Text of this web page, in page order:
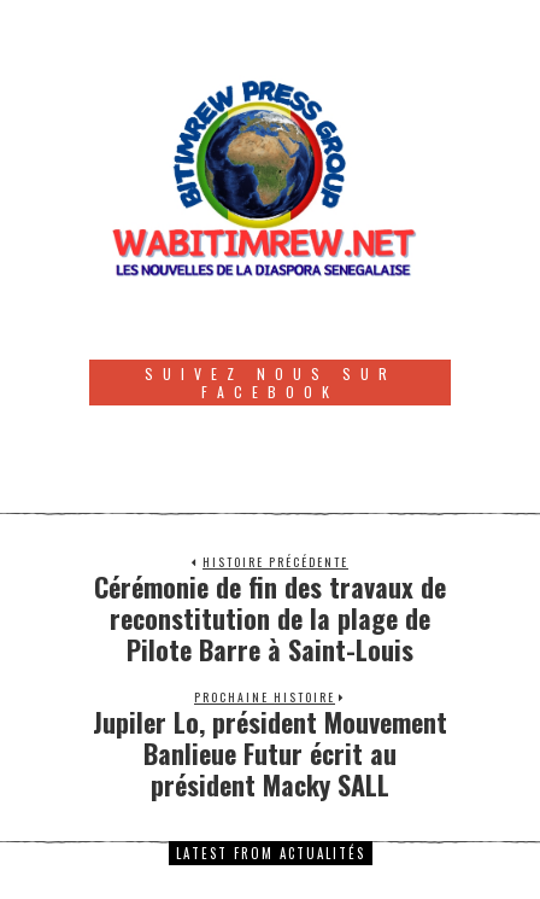
SUIVEZ NOUS SUR
FACEBOOK
HISTOIRE PRÉCÉDENTE
Cérémonie de fin des travaux de
reconstitution de la plage de
Pilote Barre à Saint-Louis
PROCHAINE HISTOIRE
Jupiler Lo, président Mouvement
Banlieue Futur écrit au
président Macky SALL
LATEST FROM ACTUALITÉS